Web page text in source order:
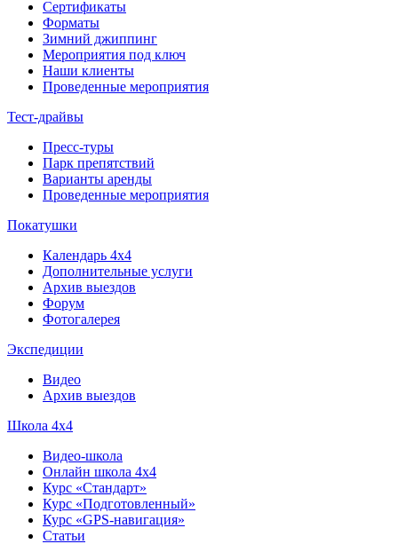
Сертификаты
Форматы
Зимний джиппинг
Мероприятия под ключ
Наши клиенты
Проведенные мероприятия
Тест-драйвы
Пресс-туры
Парк препятствий
Варианты аренды
Проведенные мероприятия
Покатушки
Календарь 4х4
Дополнительные услуги
Архив выездов
Форум
Фотогалерея
Экспедиции
Видео
Архив выездов
Школа 4х4
Видео-школа
Онлайн школа 4х4
Курс «Стандарт»
Курс «Подготовленный»
Курс «GPS-навигация»
Статьи